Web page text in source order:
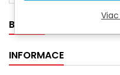
BANNER
INFORMACE